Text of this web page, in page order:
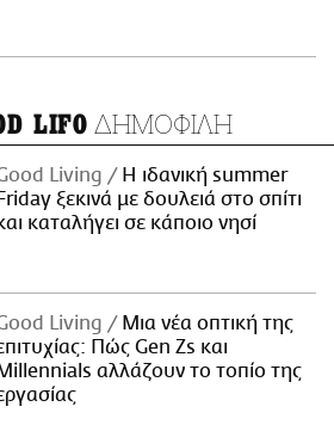
LIFO ΔΗΜΟΦΙΛΗ
Living
Η ιδανική summer
Friday ξεκινά με δουλειά στο σπίτι
καταλήγει σε κάποιο νησί
Living
Μια νέα οπτική της
Πώς Gen Zs και
Millennials αλλάζουν το τοπίο της